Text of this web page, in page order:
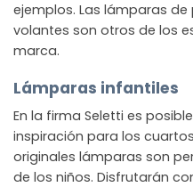
ejemplos. Las lámparas
volantes son otros de los
marca.
Lámparas infantiles
En la firma Seletti es
inspiración para los
originales lámparas son
de los niños. Disfrutarán